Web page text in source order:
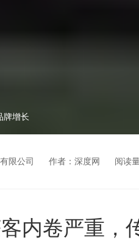
牌增长
限公司 作者：深度网 阅读
内卷严重，